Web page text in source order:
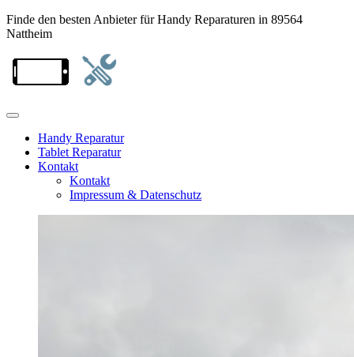
Finde den besten Anbieter für Handy Reparaturen in 89564
Nattheim
Handy Reparatur
Tablet Reparatur
Kontakt
Kontakt
Impressum & Datenschutz